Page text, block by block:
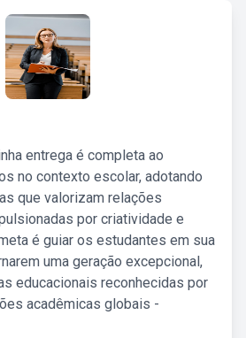
entrega é completa ao
no contexto escolar, adotando
que valorizam relações
por criatividade e
é guiar os estudantes em sua
uma geração excepcional,
educacionais reconhecidas por
acadêmicas globais -